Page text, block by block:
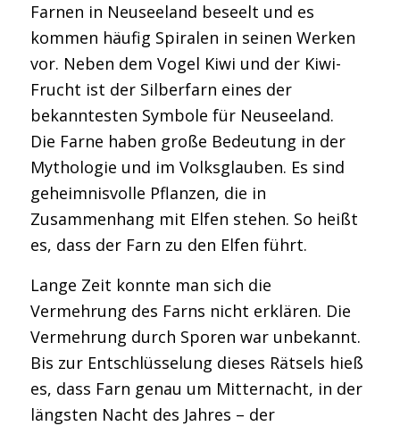
Farnen in Neuseeland beseelt und es
kommen häufig Spiralen in seinen Werken
vor. Neben dem Vogel Kiwi und der Kiwi-
Frucht ist der Silberfarn eines der
bekanntesten Symbole für Neuseeland.
Die Farne haben große Bedeutung in der
Mythologie und im Volksglauben. Es sind
geheimnisvolle Pflanzen, die in
Zusammenhang mit Elfen stehen. So heißt
es, dass der Farn zu den Elfen führt.
Lange Zeit konnte man sich die
Vermehrung des Farns nicht erklären. Die
Vermehrung durch Sporen war unbekannt.
Bis zur Entschlüsselung dieses Rätsels hieß
es, dass Farn genau um Mitternacht, in der
längsten Nacht des Jahres – der